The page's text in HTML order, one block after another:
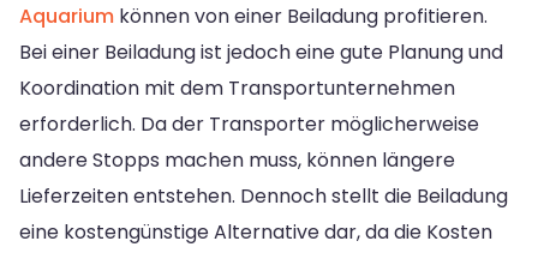
Aquarium können von einer Beiladung profitieren.
Bei einer Beiladung ist jedoch eine gute Planung und
Koordination mit dem Transportunternehmen
erforderlich. Da der Transporter möglicherweise
andere Stopps machen muss, können längere
Lieferzeiten entstehen. Dennoch stellt die Beiladung
eine kostengünstige Alternative dar, da die Kosten